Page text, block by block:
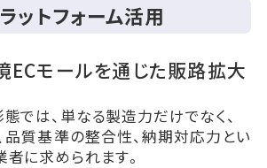
ットフォーム活用
モールを通じた販路拡大
では、単なる製造力だけでなく、
品質基準の整合性、納期対応力とい
に求められます。